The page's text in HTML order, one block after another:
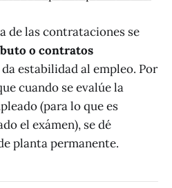
de las contrataciones se
o contratos
estabilidad al empleo. Por
cuando se evalúe la
(para lo que es
el exámen), se dé
planta permanente.